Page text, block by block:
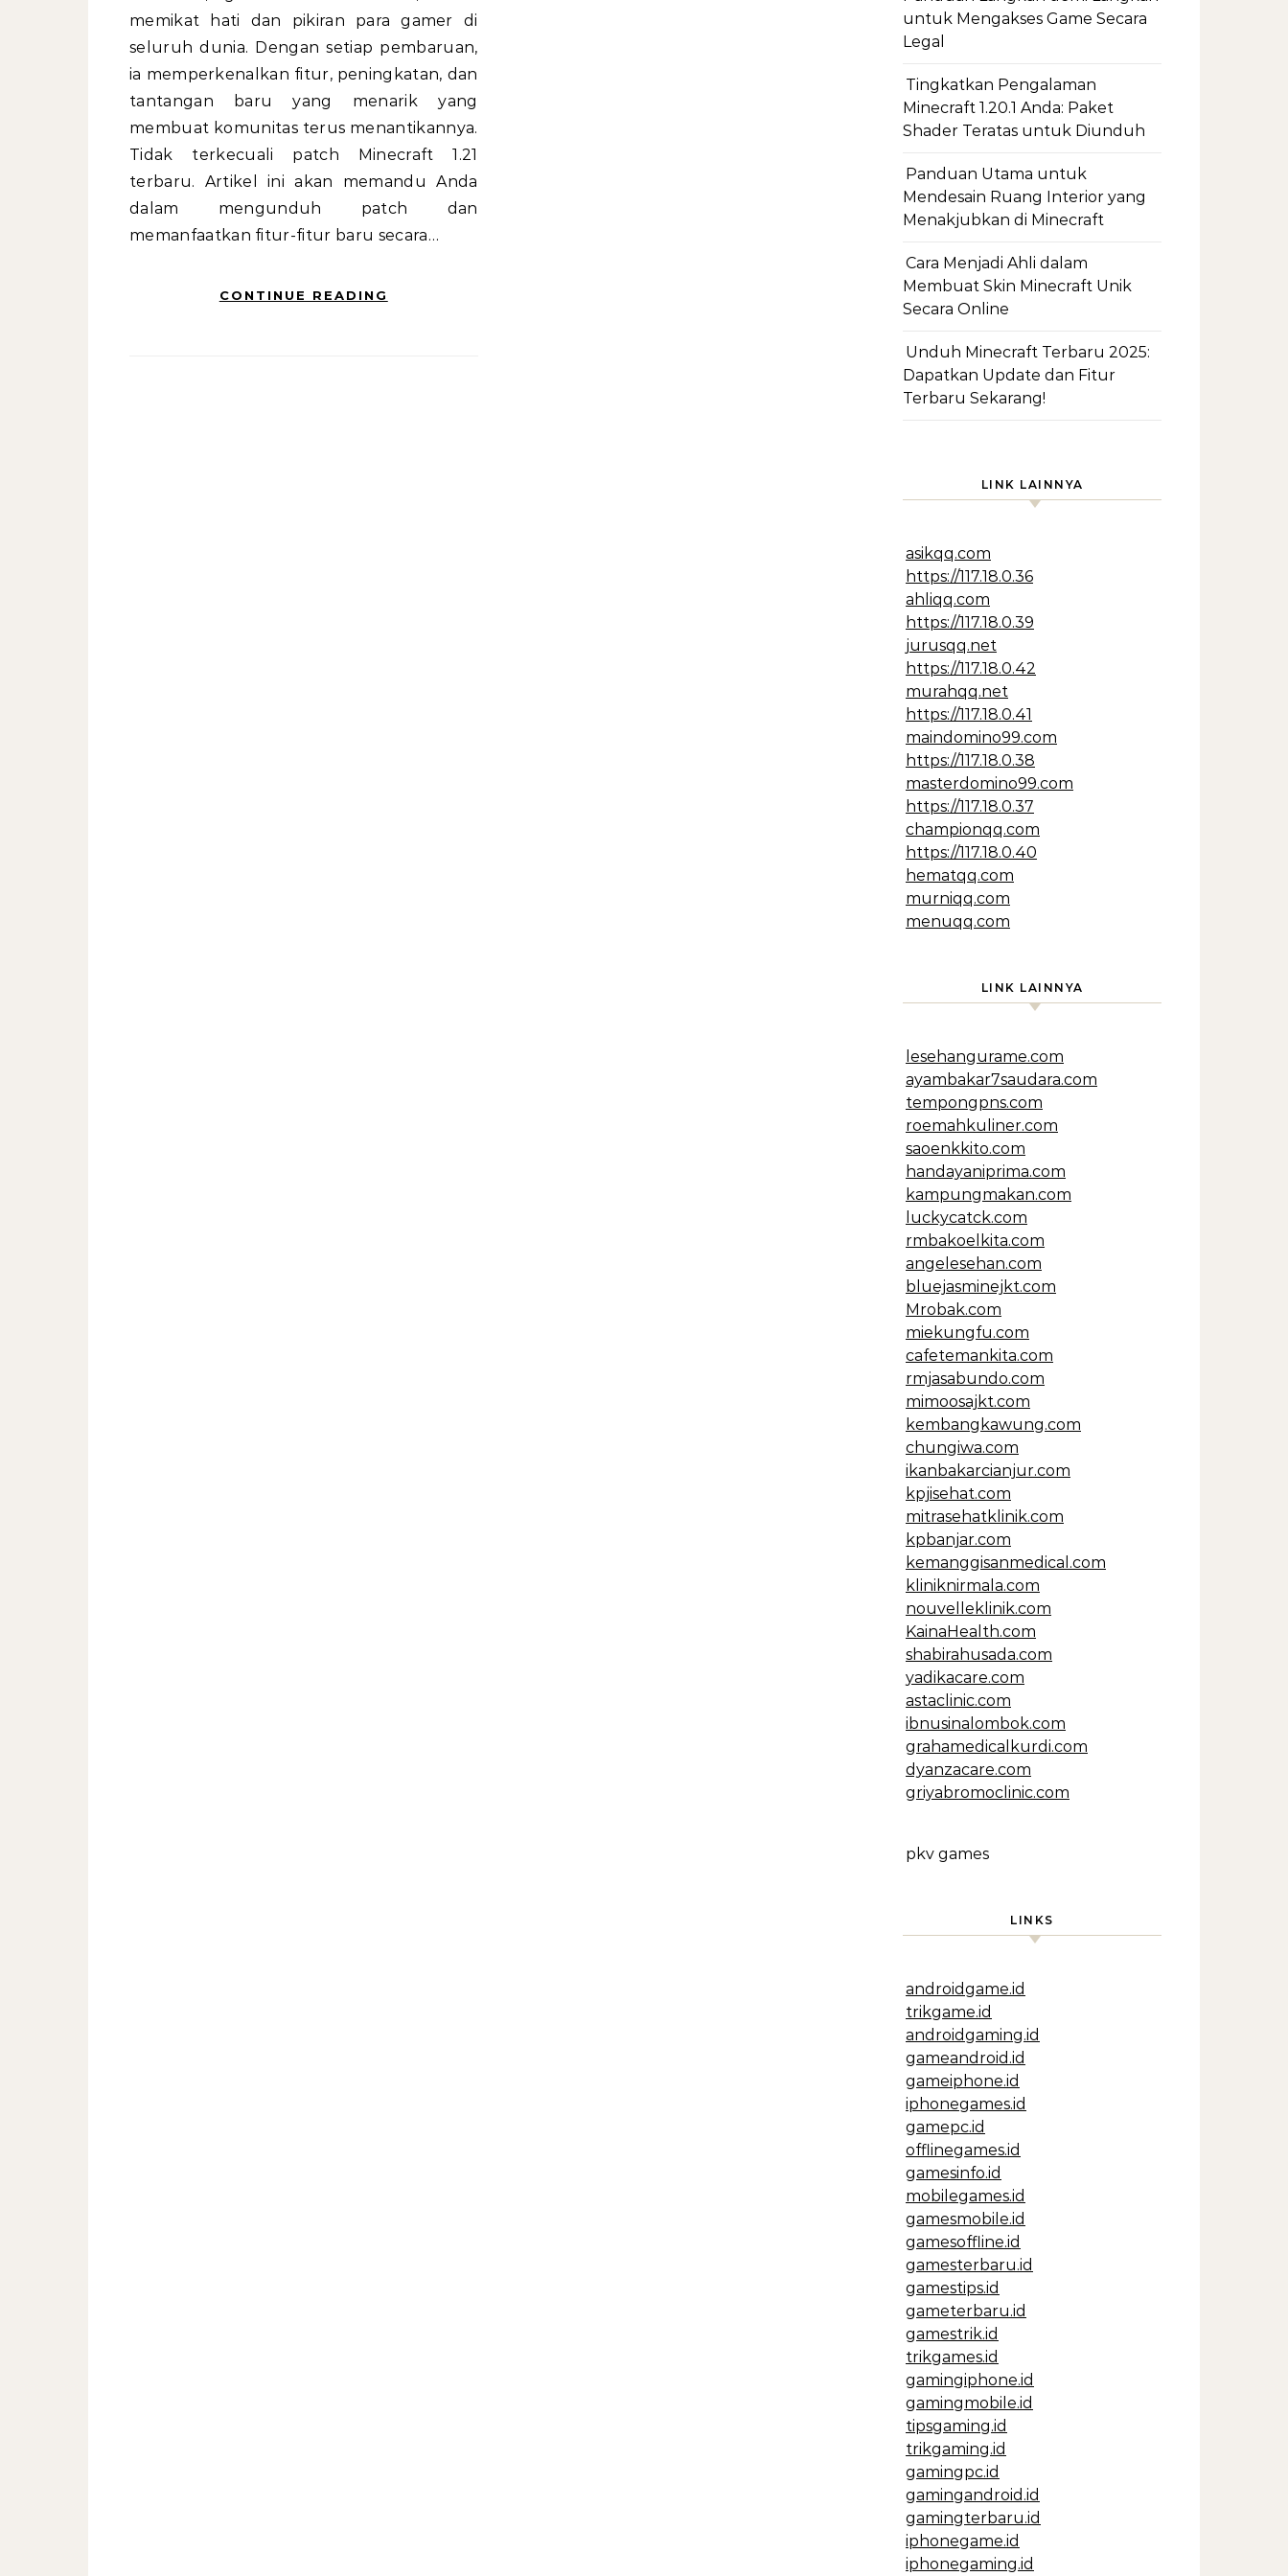
memikat hati dan pikiran para gamer di
seluruh dunia. Dengan setiap pembaruan,
ia memperkenalkan fitur, peningkatan, dan
tantangan baru yang menarik yang
membuat komunitas terus menantikannya.
Tidak terkecuali patch Minecraft 1.21
terbaru. Artikel ini akan memandu Anda
dalam mengunduh patch dan
memanfaatkan fitur-fitur baru secara…
CONTINUE READING
untuk Mengakses Game Secara
Legal
Tingkatkan Pengalaman
Minecraft 1.20.1 Anda: Paket
Shader Teratas untuk Diunduh
Panduan Utama untuk
Mendesain Ruang Interior yang
Menakjubkan di Minecraft
Cara Menjadi Ahli dalam
Membuat Skin Minecraft Unik
Secara Online
Unduh Minecraft Terbaru 2025:
Dapatkan Update dan Fitur
Terbaru Sekarang!
LINK LAINNYA
asikqq.com
https://117.18.0.36
ahliqq.com
https://117.18.0.39
jurusqq.net
https://117.18.0.42
murahqq.net
https://117.18.0.41
maindomino99.com
https://117.18.0.38
masterdomino99.com
https://117.18.0.37
championqq.com
https://117.18.0.40
hematqq.com
murniqq.com
menuqq.com
LINK LAINNYA
lesehangurame.com
ayambakar7saudara.com
tempongpns.com
roemahkuliner.com
saoenkkito.com
handayaniprima.com
kampungmakan.com
luckycatck.com
rmbakoelkita.com
angelesehan.com
bluejasminejkt.com
Mrobak.com
miekungfu.com
cafetemankita.com
rmjasabundo.com
mimoosajkt.com
kembangkawung.com
chungiwa.com
ikanbakarcianjur.com
kpjisehat.com
mitrasehatklinik.com
kpbanjar.com
kemanggisanmedical.com
kliniknirmala.com
nouvelleklinik.com
KainaHealth.com
shabirahusada.com
yadikacare.com
astaclinic.com
ibnusinalombok.com
grahamedicalkurdi.com
dyanzacare.com
griyabromoclinic.com
pkv games
LINKS
androidgame.id
trikgame.id
androidgaming.id
gameandroid.id
gameiphone.id
iphonegames.id
gamepc.id
offlinegames.id
gamesinfo.id
mobilegames.id
gamesmobile.id
gamesoffline.id
gamesterbaru.id
gamestips.id
gameterbaru.id
gamestrik.id
trikgames.id
gamingiphone.id
gamingmobile.id
tipsgaming.id
trikgaming.id
gamingpc.id
gamingandroid.id
gamingterbaru.id
iphonegame.id
iphonegaming.id